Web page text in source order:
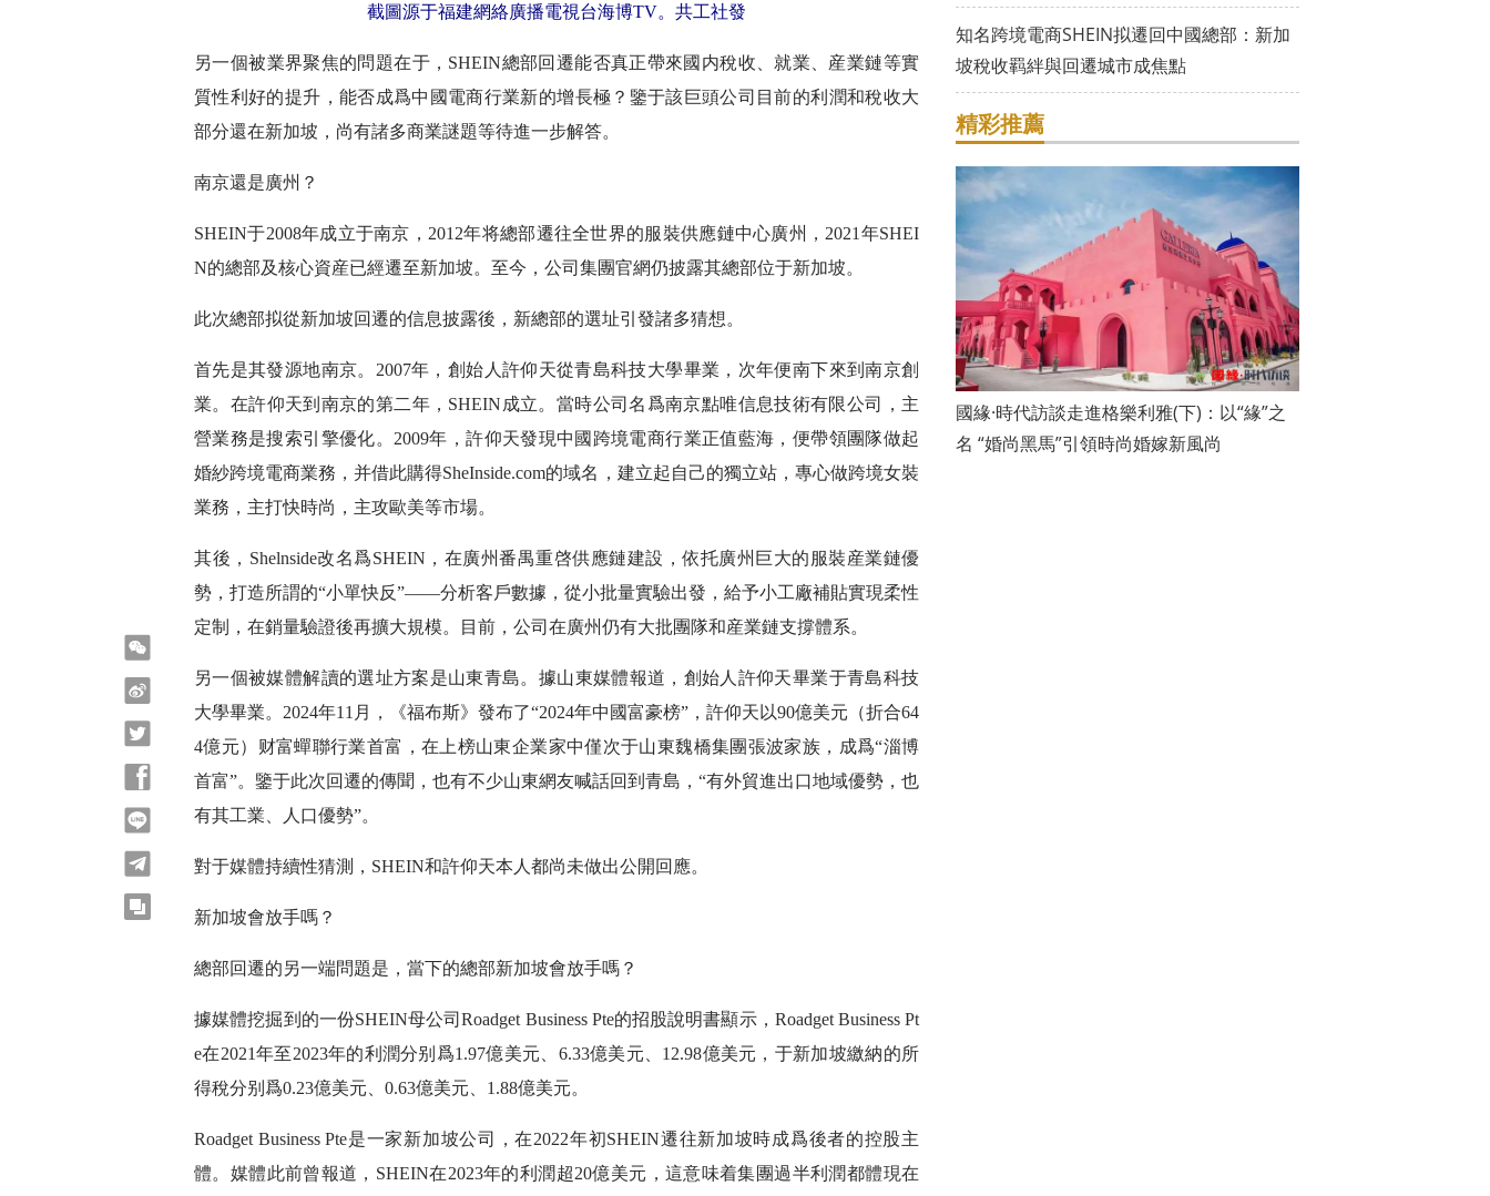
截圖源于福建網絡廣播電視台海博TV。共工社發
另一個被業界聚焦的問題在于，SHEIN總部回遷能否真正帶來國内稅收、就業、産業鏈等實
質性利好的提升，能否成爲中國電商行業新的增長極？鑒于該巨頭公司目前的利潤和稅收大
部分還在新加坡，尚有諸多商業謎題等待進一步解答。
南京還是廣州？
SHEIN于2008年成立于南京，2012年将總部遷往全世界的服裝供應鏈中心廣州，2021年SHEI
N的總部及核心資産已經遷至新加坡。至今，公司集團官網仍披露其總部位于新加坡。
此次總部拟從新加坡回遷的信息披露後，新總部的選址引發諸多猜想。
首先是其發源地南京。2007年，創始人許仰天從青島科技大學畢業，次年便南下來到南京創
業。在許仰天到南京的第二年，SHEIN成立。當時公司名爲南京點唯信息技術有限公司，主
營業務是搜索引擎優化。2009年，許仰天發現中國跨境電商行業正值藍海，便帶領團隊做起
婚紗跨境電商業務，并借此購得SheInside.com的域名，建立起自己的獨立站，專心做跨境女裝
業務，主打快時尚，主攻歐美等市場。
其後，Shelnside改名爲SHEIN，在廣州番禺重啓供應鏈建設，依托廣州巨大的服裝産業鏈優
勢，打造所謂的“小單快反”——分析客戶數據，從小批量實驗出發，給予小工廠補貼實現柔性
定制，在銷量驗證後再擴大規模。目前，公司在廣州仍有大批團隊和産業鏈支撐體系。
另一個被媒體解讀的選址方案是山東青島。據山東媒體報道，創始人許仰天畢業于青島科技
大學畢業。2024年11月，《福布斯》發布了“2024年中國富豪榜”，許仰天以90億美元（折合64
4億元）财富蟬聯行業首富，在上榜山東企業家中僅次于山東魏橋集團張波家族，成爲“淄博
首富”。鑒于此次回遷的傳聞，也有不少山東網友喊話回到青島，“有外貿進出口地域優勢，也
有其工業、人口優勢”。
對于媒體持續性猜測，SHEIN和許仰天本人都尚未做出公開回應。
新加坡會放手嗎？
總部回遷的另一端問題是，當下的總部新加坡會放手嗎？
據媒體挖掘到的一份SHEIN母公司Roadget Business Pte的招股說明書顯示，Roadget Business Pt
e在2021年至2023年的利潤分别爲1.97億美元、6.33億美元、12.98億美元，于新加坡繳納的所
得稅分别爲0.23億美元、0.63億美元、1.88億美元。
Roadget Business Pte是一家新加坡公司，在2022年初SHEIN遷往新加坡時成爲後者的控股主
體。媒體此前曾報道，SHEIN在2023年的利潤超20億美元，這意味着集團過半利潤都體現在
知名跨境電商SHEIN拟遷回中國總部：新加
坡稅收羁絆與回遷城市成焦點
精彩推薦
國緣·時代訪談走進格樂利雅(下)：以“緣”之
名 “婚尚黑馬”引領時尚婚嫁新風尚